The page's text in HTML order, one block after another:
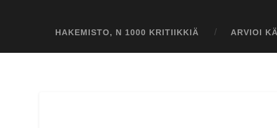
HAKEMISTO, N 1000 KRITIIKKIÄ ARVIOI